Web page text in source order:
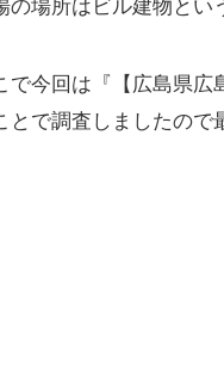
の場所はビル建物とい
で今回は『【広島県広
とで調査しましたので